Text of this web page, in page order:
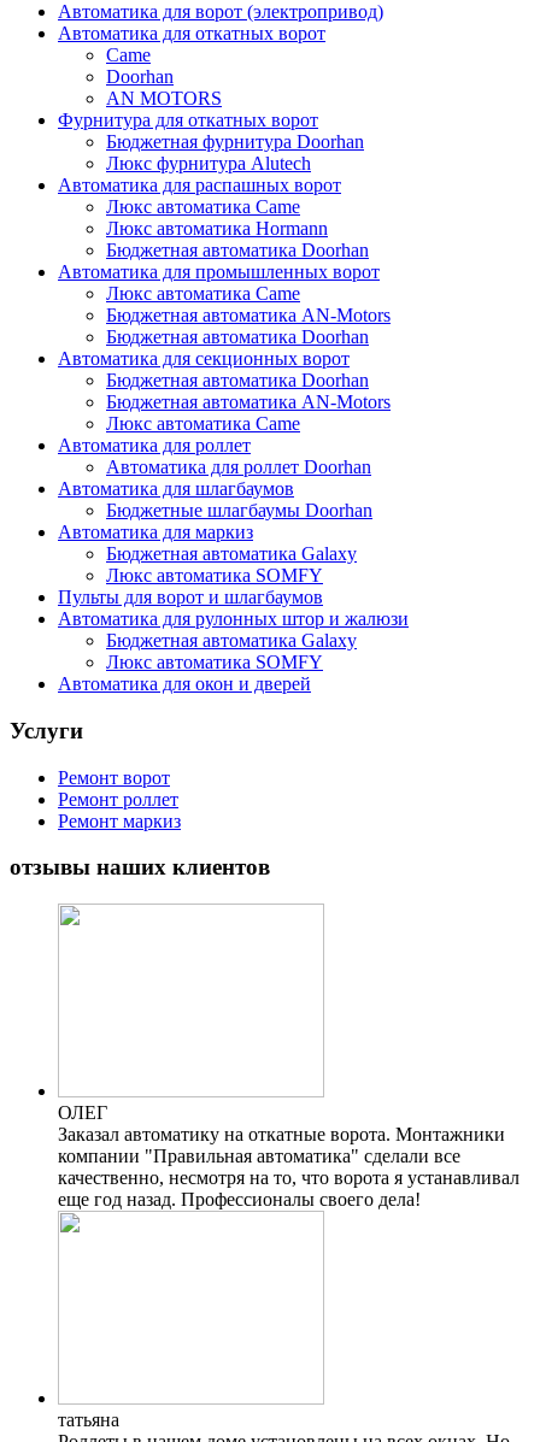
Автоматика для ворот (электропривод)
Автоматика для откатных ворот
Came
Doorhan
AN MOTORS
Фурнитура для откатных ворот
Бюджетная фурнитура Doorhan
Люкс фурнитура Alutech
Автоматика для распашных ворот
Люкс автоматика Came
Люкс автоматика Hormann
Бюджетная автоматика Doorhan
Автоматика для промышленных ворот
Люкс автоматика Came
Бюджетная автоматика AN-Motors
Бюджетная автоматика Doorhan
Автоматика для секционных ворот
Бюджетная автоматика Doorhan
Бюджетная автоматика AN-Motors
Люкс автоматика Came
Автоматика для роллет
Автоматика для роллет Doorhan
Автоматика для шлагбаумов
Бюджетные шлагбаумы Doorhan
Автоматика для маркиз
Бюджетная автоматика Galaxy
Люкс автоматика SOMFY
Пульты для ворот и шлагбаумов
Автоматика для рулонных штор и жалюзи
Бюджетная автоматика Galaxy
Люкс автоматика SOMFY
Автоматика для окон и дверей
Услуги
Ремонт ворот
Ремонт роллет
Ремонт маркиз
отзывы наших клиентов
ОЛЕГ
Заказал автоматику на откатные ворота. Монтажники
компании "Правильная автоматика" сделали все
качественно, несмотря на то, что ворота я устанавливал
еще год назад. Профессионалы своего дела!
татьяна